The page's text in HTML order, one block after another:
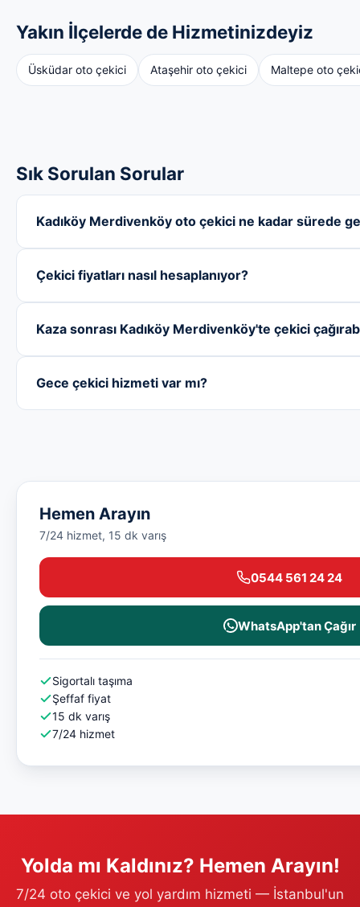
Yakın İlçelerde de Hizmetinizdeyiz
Üsküdar oto çekici Ataşehir oto çekici Maltepe oto
Sık Sorulan Sorular
Kadıköy Merdivenköy oto çekici ne kadar sürede
Çekici fiyatları nasıl hesaplanıyor?
Kaza sonrası Kadıköy Merdivenköy'te çekici
Gece çekici hizmeti var mı?
Hemen Arayın
7/24 hizmet, 15 dk varış
0544 561 24 24
WhatsApp'tan Çağır
Sigortalı taşıma
Şeffaf fiyat
15 dk varış
7/24 hizmet
Yolda mı Kaldınız? Hemen Arayın!
7/24 oto çekici ve yol yardım hizmeti — İstanbul'un